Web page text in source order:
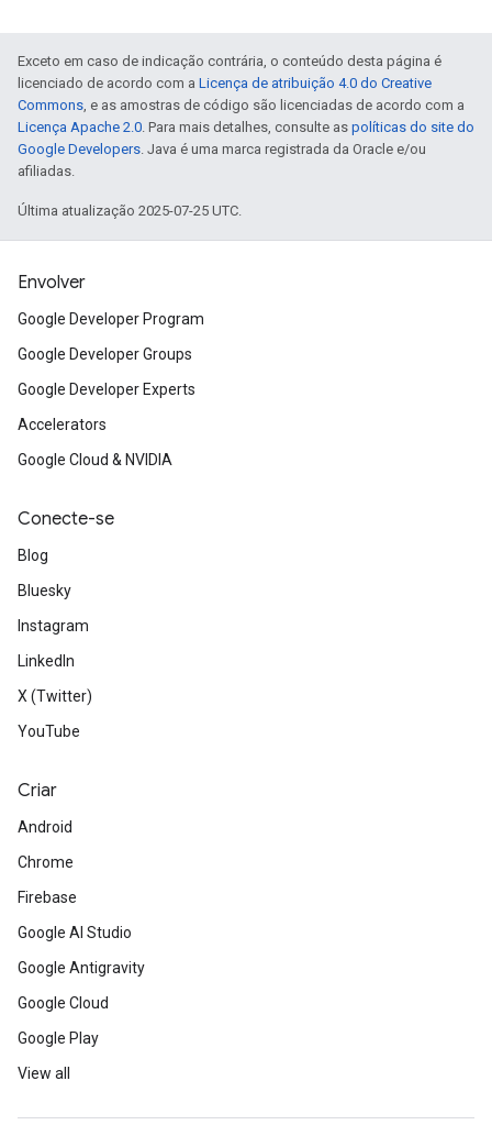
Exceto em caso de indicação contrária, o conteúdo desta página é
licenciado de acordo com a Licença de atribuição 4.0 do Creative
Commons, e as amostras de código são licenciadas de acordo com a
Licença Apache 2.0. Para mais detalhes, consulte as políticas do site do
Google Developers. Java é uma marca registrada da Oracle e/ou
afiliadas.
Última atualização 2025-07-25 UTC.
Envolver
Google Developer Program
Google Developer Groups
Google Developer Experts
Accelerators
Google Cloud & NVIDIA
Conecte-se
Blog
Bluesky
Instagram
LinkedIn
X (Twitter)
YouTube
Criar
Android
Chrome
Firebase
Google AI Studio
Google Antigravity
Google Cloud
Google Play
View all